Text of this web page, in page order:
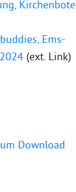
Kirchenbote,
Ems-
(ext. Link)
Download